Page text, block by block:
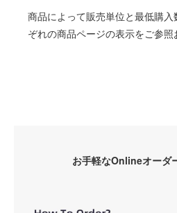
商品によって販売単位と最低購
ぞれの商品ページの表示をご参照
お手軽なOnlineオーダ